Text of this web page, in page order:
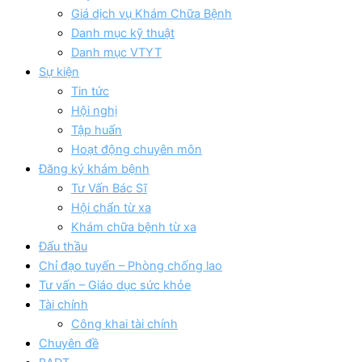
Giá dịch vụ Khám Chữa Bệnh
Danh mục kỹ thuật
Danh mục VTYT
Sự kiện
Tin tức
Hội nghị
Tập huấn
Hoạt động chuyên môn
Đăng ký khám bệnh
Tư Vấn Bác Sĩ
Hội chẩn từ xa
Khám chữa bệnh từ xa
Đấu thầu
Chỉ đạo tuyến – Phòng chống lao
Tư vấn – Giáo dục sức khỏe
Tài chính
Công khai tài chính
Chuyên đề